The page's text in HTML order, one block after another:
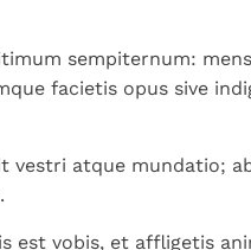
sempiternum:
facietis opus sive
vestri atque mundatio;
est vobis, et affligetis